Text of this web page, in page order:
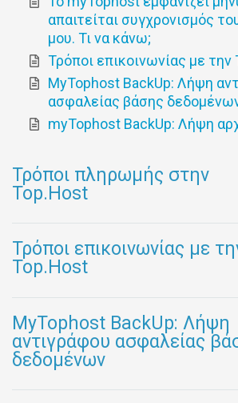
απαιτείται συγχρονισμός
μου. Τι να κάνω;
Τρόποι επικοινωνίας με την
MyTophost BackUp: Λήψη
ασφαλείας βάσης
myTophost BackUp: Λήψη
Τρόποι πληρωμής στην
Top.Host
Τρόποι επικοινωνίας με
Top.Host
MyTophost BackUp: Λήψη
αντιγράφου ασφαλείας
δεδομένων